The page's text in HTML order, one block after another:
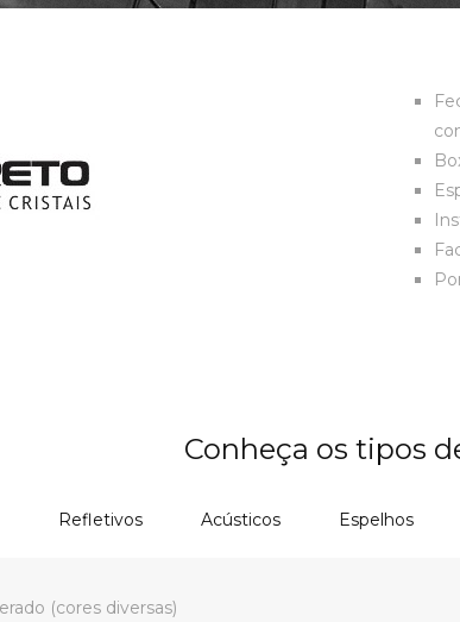
Conheça os tipos
Refletivos Acústicos Espelhos
(cores diversas)